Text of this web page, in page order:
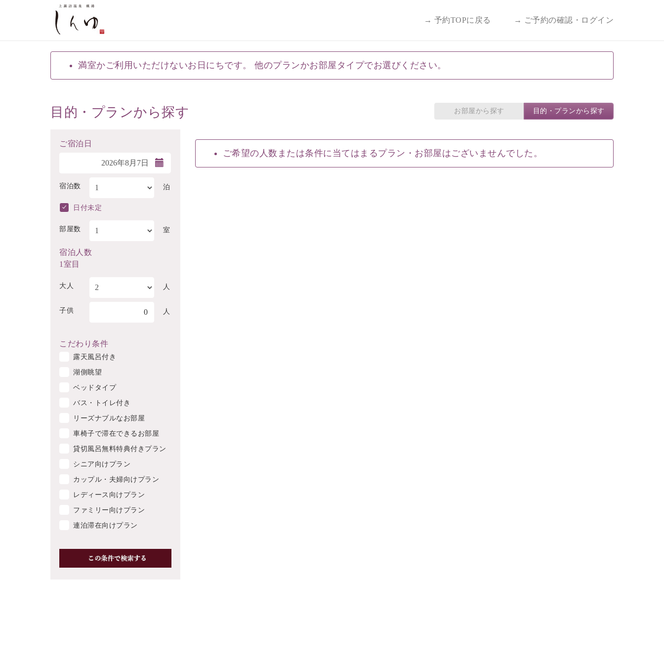
→ 予約TOPに戻る → ご予約の確認・ログイン
満室かご利用いただけないお日にちです。 他のプランかお部屋タイプでお選びください。
目的・プランから探す お部屋から探す 目的・プランから探す
ご宿泊日
宿泊数 泊
日付未定
部屋数 室
宿泊人数
1室目
大人 人
子供 0 人
こだわり条件
露天風呂付き
湖側眺望
ベッドタイプ
バス・トイレ付き
リーズナブルなお部屋
車椅子で滞在できるお部屋
貸切風呂無料特典付きプラン
シニア向けプラン
カップル・夫婦向けプラン
レディース向けプラン
ファミリー向けプラン
連泊滞在向けプラン
ご希望の人数または条件に当てはまるプラン・お部屋はございませんでした。